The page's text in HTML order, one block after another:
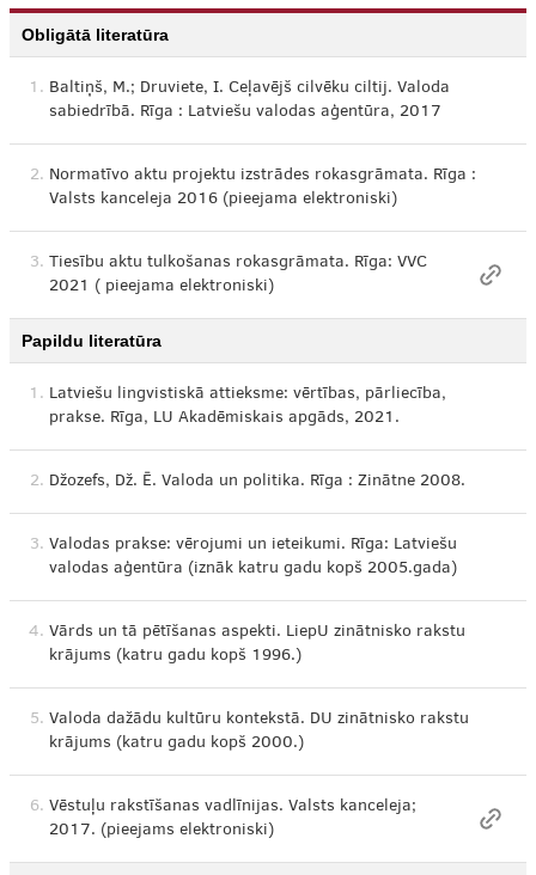
Obligātā literatūra
1. Baltiņš, M.; Druviete, I. Ceļavējš cilvēku ciltij. Valoda
sabiedrībā. Rīga : Latviešu valodas aģentūra, 2017
2. Normatīvo aktu projektu izstrādes rokasgrāmata. Rīga :
Valsts kanceleja 2016 (pieejama elektroniski)
3. Tiesību aktu tulkošanas rokasgrāmata. Rīga: VVC
2021 ( pieejama elektroniski)
Papildu literatūra
1. Latviešu lingvistiskā attieksme: vērtības, pārliecība,
prakse. Rīga, LU Akadēmiskais apgāds, 2021.
2. Džozefs, Dž. Ē. Valoda un politika. Rīga : Zinātne 2008.
3. Valodas prakse: vērojumi un ieteikumi. Rīga: Latviešu
valodas aģentūra (iznāk katru gadu kopš 2005.gada)
4. Vārds un tā pētīšanas aspekti. LiepU zinātnisko rakstu
krājums (katru gadu kopš 1996.)
5. Valoda dažādu kultūru kontekstā. DU zinātnisko rakstu
krājums (katru gadu kopš 2000.)
6. Vēstuļu rakstīšanas vadlīnijas. Valsts kanceleja;
2017. (pieejams elektroniski)